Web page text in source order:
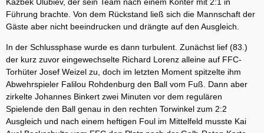
Führung brachte. Von dem Rückstand ließ sich die Mannschaft der
Gäste aber nicht beeindrucken und drängte auf den Ausgleich.
In der Schlussphase wurde es dann turbulent. Zunächst lief (83.)
der kurz zuvor eingewechselte Richard Lorenz alleine auf FFC-
Torhüter Josef Weizel zu, doch im letzten Moment spitzelte ihm
Abwehrspieler Falilou Rohdenburg den Ball vom Fuß. Dann aber
zirkelte Johannes Binkert zwei Minuten vor dem regulären
Spielende den Ball genau in den rechten Torwinkel zum 2:2
Ausgleich und nach einem heftigen Foul im Mittelfeld musste Kai